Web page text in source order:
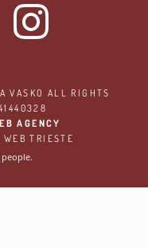
VASKO ALL RIGHTS
AGENCY
WEB TRIESTE